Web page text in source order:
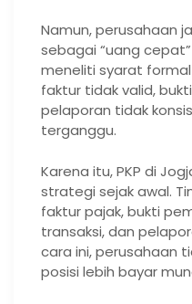
Namun, perusahaan
sebagai “uang
meneliti syarat
faktur tidak valid,
pelaporan tidak
terganggu.
Karena itu, PKP di
strategi sejak awal.
faktur pajak, bukti
transaksi, dan
cara ini, perusahaan
posisi lebih bayar